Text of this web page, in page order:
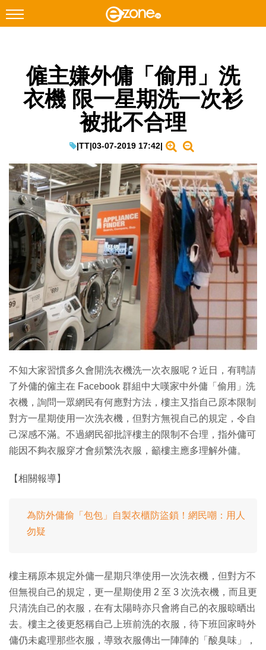
Facebook Instagram
科技焦點
教學評測
EduTech
IT Times
生成式AI與雲端應用
Enterprise Digital Transformation
特集
僱主嫌外傭「偷用」洗
衣機 限一星期洗一次衫
被批不合理
|TT|03-07-2019 17:42|
不知大家習慣多久會開洗衣機洗一次衣服呢？近日，有聘請
了外傭的僱主在 Facebook 群組中大嘆家中外傭「偷用」洗
衣機，詢問一眾網民有何應對方法，樓主又指自己原本限制
對方一星期使用一次洗衣機，但對方無視自己的規定，令自
己深感不滿。不過網民卻批評樓主的限制不合理，指外傭可
能因不夠衣服穿才會頻繁洗衣服，籲樓主應多理解外傭。
【相關報導】
為防外傭偷「包包」自製衣櫃防盜鎖！網民嘲：用人
勿疑
樓主稱原本規定外傭一星期只準使用一次洗衣機，但對方不
但無視自己的規定，更一星期使用 2 至 3 次洗衣機，而且更
只清洗自己的衣服，在有太陽時亦只會將自己的衣服晾晒出
去。樓主之後更怒稱自己上班前洗的衣服，待下班回家時外
傭仍未處理那些衣服，導致衣服傳出一陣陣的「酸臭味」，